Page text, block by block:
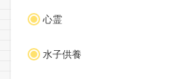
心霊
水子供養